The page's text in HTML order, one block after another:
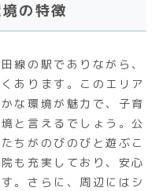
の特徴
線の駅でありながら、
あります。このエリア
な環境が魅力で、子育
と言えるでしょう。公
ちがのびのびと遊ぶこ
も充実しており、安心
。さらに、周辺にはシ